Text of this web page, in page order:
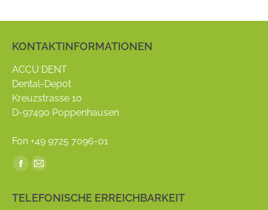
KONTAKTINFORMATIONEN
ACCU DENT
Dental-Depot
Kreuzstrasse 10
D-97490 Poppenhausen
Fon +49 9725 7096-01
Find us on:
Facebook
opens
Mail
opens
TELEFONISCHE ERREICHBARKEIT